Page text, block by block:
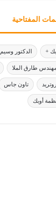
المفتاحية
+ الدكتور
طارق الملا
تاون جاس
أوبك